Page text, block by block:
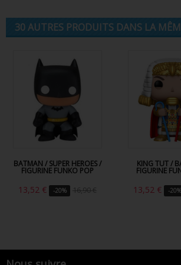
30 AUTRES PRODUITS DANS LA
BATMAN / SUPER HEROES /
FIGURINE FUNKO POP
13,52 € -20% 16,90 €
KING TUT /
FIGURINE
13,52 € -20%